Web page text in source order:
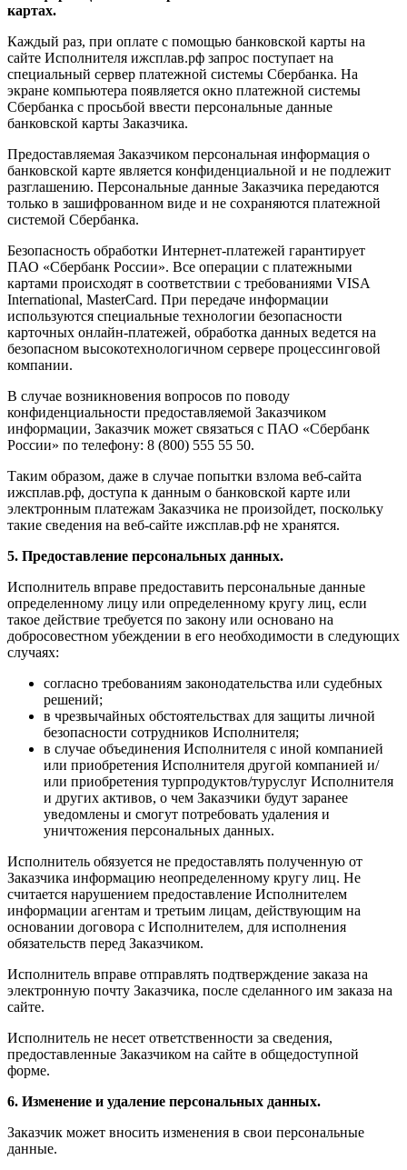
картах.
Каждый раз, при оплате с помощью банковской карты на
сайте Исполнителя ижсплав.рф запрос поступает на
специальный сервер платежной системы Сбербанка. На
экране компьютера появляется окно платежной системы
Сбербанка с просьбой ввести персональные данные
банковской карты Заказчика.
Предоставляемая Заказчиком персональная информация о
банковской карте является конфиденциальной и не подлежит
разглашению. Персональные данные Заказчика передаются
только в зашифрованном виде и не сохраняются платежной
системой Сбербанка.
Безопасность обработки Интернет-платежей гарантирует
ПАО «Сбербанк России». Все операции с платежными
картами происходят в соответствии с требованиями VISA
International, MasterCard. При передаче информации
используются специальные технологии безопасности
карточных онлайн-платежей, обработка данных ведется на
безопасном высокотехнологичном сервере процессинговой
компании.
В случае возникновения вопросов по поводу
конфиденциальности предоставляемой Заказчиком
информации, Заказчик может связаться с ПАО «Сбербанк
России» по телефону: 8 (800) 555 55 50.
Таким образом, даже в случае попытки взлома веб-сайта
ижсплав.рф, доступа к данным о банковской карте или
электронным платежам Заказчика не произойдет, поскольку
такие сведения на веб-сайте ижсплав.рф не хранятся.
5. Предоставление персональных данных.
Исполнитель вправе предоставить персональные данные
определенному лицу или определенному кругу лиц, если
такое действие требуется по закону или основано на
добросовестном убеждении в его необходимости в следующих
случаях:
согласно требованиям законодательства или судебных
решений;
в чрезвычайных обстоятельствах для защиты личной
безопасности сотрудников Исполнителя;
в случае объединения Исполнителя с иной компанией
или приобретения Исполнителя другой компанией и/
или приобретения турпродуктов/туруслуг Исполнителя
и других активов, о чем Заказчики будут заранее
уведомлены и смогут потребовать удаления и
уничтожения персональных данных.
Исполнитель обязуется не предоставлять полученную от
Заказчика информацию неопределенному кругу лиц. Не
считается нарушением предоставление Исполнителем
информации агентам и третьим лицам, действующим на
основании договора с Исполнителем, для исполнения
обязательств перед Заказчиком.
Исполнитель вправе отправлять подтверждение заказа на
электронную почту Заказчика, после сделанного им заказа на
сайте.
Исполнитель не несет ответственности за сведения,
предоставленные Заказчиком на сайте в общедоступной
форме.
6. Изменение и удаление персональных данных.
Заказчик может вносить изменения в свои персональные
данные.